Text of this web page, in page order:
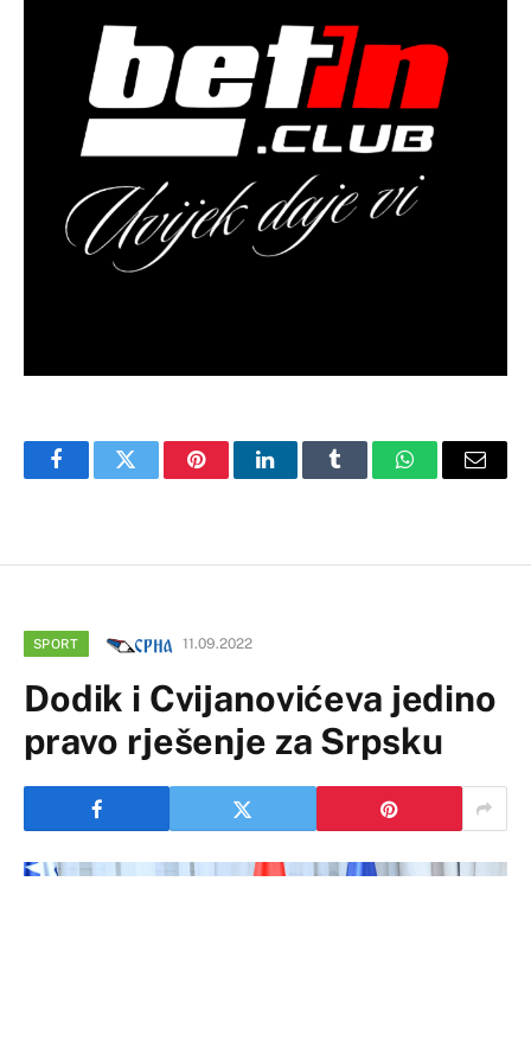
FacebookTwitter PinterestLinkedInTumblr WhatsAppEmail
SPORT 11.09.2022
Dodik i Cvijanovićeva jedino
pravo rješenje za Srpsku